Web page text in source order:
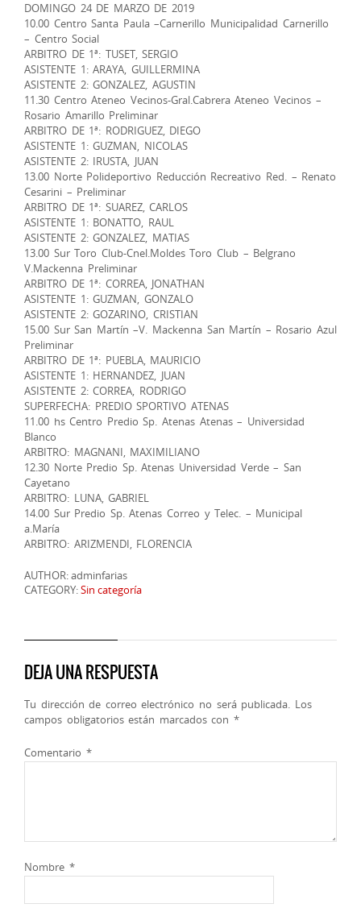
DOMINGO 24 DE MARZO DE 2019
10.00 Centro Santa Paula –Carnerillo Municipalidad Carnerillo
– Centro Social
ARBITRO DE 1ª: TUSET, SERGIO
ASISTENTE 1: ARAYA, GUILLERMINA
ASISTENTE 2: GONZALEZ, AGUSTIN
11.30 Centro Ateneo Vecinos-Gral.Cabrera Ateneo Vecinos –
Rosario Amarillo Preliminar
ARBITRO DE 1ª: RODRIGUEZ, DIEGO
ASISTENTE 1: GUZMAN, NICOLAS
ASISTENTE 2: IRUSTA, JUAN
13.00 Norte Polideportivo Reducción Recreativo Red. – Renato
Cesarini – Preliminar
ARBITRO DE 1ª: SUAREZ, CARLOS
ASISTENTE 1: BONATTO, RAUL
ASISTENTE 2: GONZALEZ, MATIAS
13.00 Sur Toro Club-Cnel.Moldes Toro Club – Belgrano
V.Mackenna Preliminar
ARBITRO DE 1ª: CORREA, JONATHAN
ASISTENTE 1: GUZMAN, GONZALO
ASISTENTE 2: GOZARINO, CRISTIAN
15.00 Sur San Martín –V. Mackenna San Martín – Rosario Azul
Preliminar
ARBITRO DE 1ª: PUEBLA, MAURICIO
ASISTENTE 1: HERNANDEZ, JUAN
ASISTENTE 2: CORREA, RODRIGO
SUPERFECHA: PREDIO SPORTIVO ATENAS
11.00 hs Centro Predio Sp. Atenas Atenas – Universidad
Blanco
ARBITRO: MAGNANI, MAXIMILIANO
12.30 Norte Predio Sp. Atenas Universidad Verde – San
Cayetano
ARBITRO: LUNA, GABRIEL
14.00 Sur Predio Sp. Atenas Correo y Telec. – Municipal
a.María
ARBITRO: ARIZMENDI, FLORENCIA
AUTHOR: adminfarias
CATEGORY:Sin categoría
DEJA UNA RESPUESTA
Tu dirección de correo electrónico no será publicada. Los
campos obligatorios están marcados con *
Comentario *
Nombre *